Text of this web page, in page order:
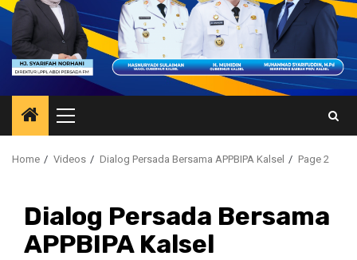
Primary
Menu
Home Videos Dialog Persada Bersama APPBIPA Kalsel Page 2
Dialog Persada Bersama
APPBIPA Kalsel